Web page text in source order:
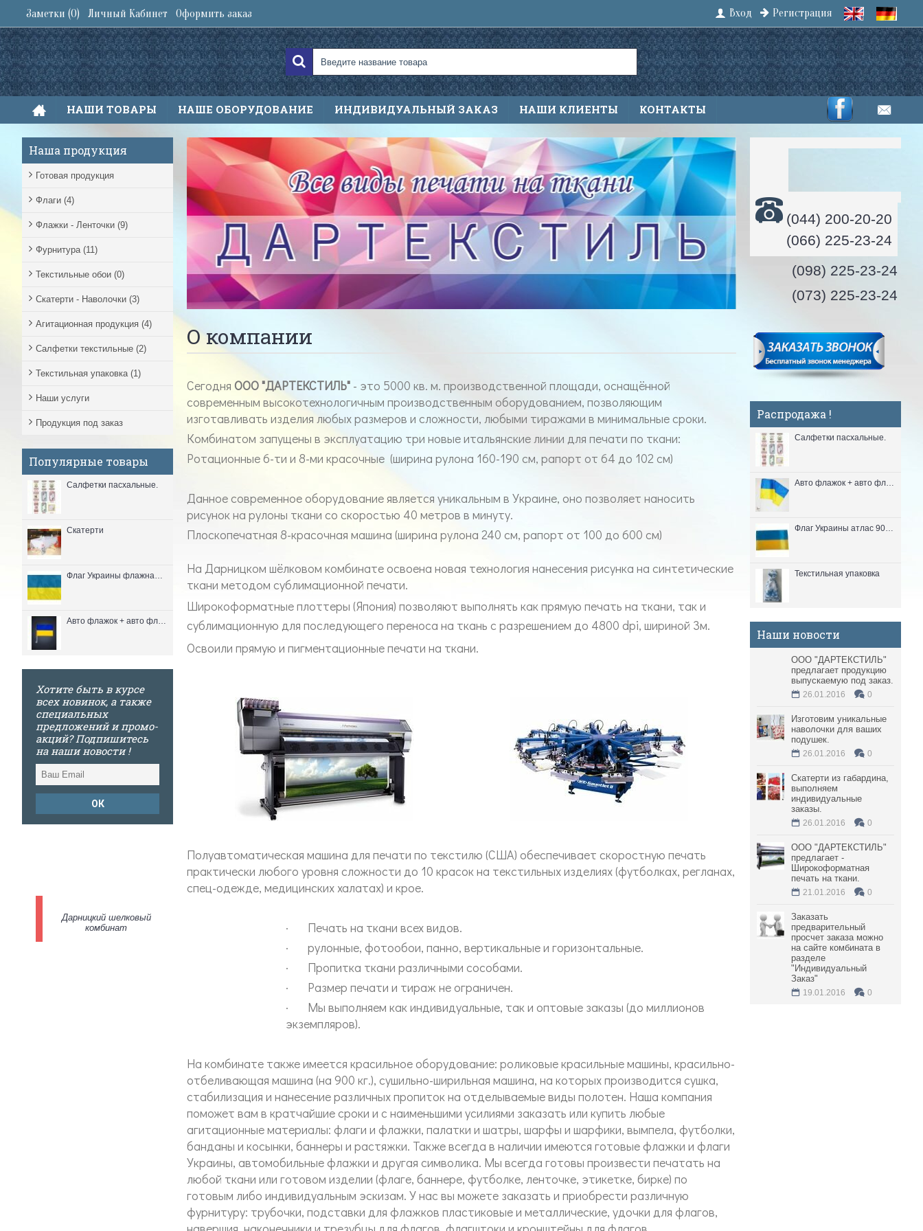
Заметки (0) Личный Кабинет Оформить заказ Вход Регистрация
НАШИ ТОВАРЫ НАШЕ ОБОРУДОВАНИЕ ИНДИВИДУАЛЬНЫЙ ЗАКАЗ НАШИ КЛИЕНТЫ КОНТАКТЫ
Наша продукция
Готовая продукция
Флаги (4)
Флажки - Ленточки (9)
Фурнитура (11)
Текстильные обои (0)
Скатерти - Наволочки (3)
Агитационная продукция (4)
Салфетки текстильные (2)
Текстильная упаковка (1)
Наши услуги
Продукция под заказ
Популярные товары
Салфетки пасхальные.
Скатерти
Флаг Украины флажная сетка 90*135 см.
Авто флажок + авто флагшток (флажная сетка 26*37 см.)
Хотите быть в курсе
всех новинок, а также
специальных
предложений и промо-
акций? Подпишитесь
на наши новости !
ОК
Дарницкий шелковый
комбинат
(044) 200-20-20
(066) 225-23-24
(098) 225-23-24
(073) 225-23-24
Распродажа !
Салфетки пасхальные.
Авто флажок + авто флагшток (полиэстер 26*37 см.)
Флаг Украины атлас 90*135 см.
Текстильная упаковка
Наши новости
ООО "ДАРТЕКСТИЛЬ"
предлагает продукцию
выпускаемую под заказ.
26.01.2016 0
Изготовим уникальные
наволочки для ваших
подушек.
26.01.2016 0
Скатерти из габардина,
выполняем
индивидуальные
заказы.
26.01.2016 0
ООО "ДАРТЕКСТИЛЬ"
предлагает -
Широкоформатная
печать на ткани.
21.01.2016 0
Заказать
предварительный
просчет заказа можно
на сайте комбината в
разделе
"Индивидуальный
Заказ"
19.01.2016 0
О компании
Сегодня ООО "ДАРТЕКСТИЛЬ" - это 5000 кв. м. производственной площади, оснащённой
современным высокотехнологичным производственным оборудованием, позволяющим
изготавливать изделия любых размеров и сложности, любыми тиражами в минимальные сроки.
Комбинатом запущены в эксплуатацию три новые итальянские линии для печати по ткани:
Pотационные 6-ти и 8-ми красочные (ширина рулона 160-190 см, рапорт от 64 до 102 см)
Данное современное оборудование является уникальным в Украине, оно позволяет наносить
рисунок на рулоны ткани со скоростью 40 метров в минуту.
Плоскопечатная 8-красочная машина (ширина рулона 240 см, рапорт от 100 до 600 см)
На Дарницком шёлковом комбинате освоена новая технология нанесения рисунка на синтетические
ткани методом сублимационной печати.
Широкоформатные плоттеры (Япония) позволяют выполнять как прямую печать на ткани, так и
сублимационную для последующего переноса на ткань с разрешением до 4800 dpi, шириной 3м.
Освоили прямую и пигментационные печати на ткани.
Полуавтоматическая машина для печати по текстилю (США) обеспечивает скоростную печать
практически любого уровня сложности до 10 красок на текстильных изделиях (футболках, регланах,
спец-одежде, медицинских халатах) и крое.
· Печать на ткани всех видов.
· рулонные, фотообои, панно, вертикальные и горизонтальные.
· Пропитка ткани различными сособами.
· Размер печати и тираж не ограничен.
· Мы выполняем как индивидуальные, так и оптовые заказы (до миллионов
экземпляров).
На комбинате также имеется красильное оборудование: роликовые красильные машины, красильно-
отбеливающая машина (на 900 кг.), сушильно-ширильная машина, на которых производится сушка,
стабилизация и нанесение различных пропиток на отделываемые виды полотен. Наша компания
поможет вам в кратчайшие сроки и с наименьшими усилиями заказать или купить любые
агитационные материалы: флаги и флажки, палатки и шатры, шарфы и шарфики, вымпела, футболки,
банданы и косынки, баннеры и растяжки. Также всегда в наличии имеются готовые флажки и флаги
Украины, автомобильные флажки и другая символика. Мы всегда готовы произвести печатать на
любой ткани или готовом изделии (флаге, баннере, футболке, ленточке, этикетке, бирке) по
готовым либо индивидуальным эскизам. У нас вы можете заказать и приобрести различную
фурнитуру: трубочки, подставки для флажков пластиковые и металлические, удочки для флагов,